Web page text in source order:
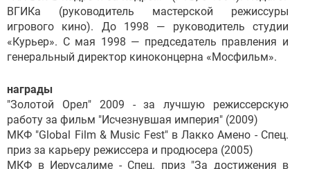
ВГИКа (руководитель мастерской режиссуры
игрового кино). До 1998 — руководитель студии
«Курьер». С мая 1998 — председатель правления и
генеральный директор киноконцерна «Мосфильм».
награды
"Золотой Орел" 2009 - за лучшую режиссерскую
работу за фильм "Исчезнувшая империя" (2009)
МКФ "Global Film & Music Fest" в Лакко Амено - Спец.
приз за карьеру режиссера и продюсера (2005)
МКФ в Иерусалиме - Спец. приз "За достижения в